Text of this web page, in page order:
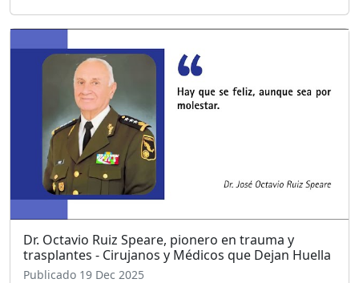
Dr. Octavio Ruiz Speare, pionero en trauma y
trasplantes - Cirujanos y Médicos que Dejan Huella
Publicado 19 Dec 2025